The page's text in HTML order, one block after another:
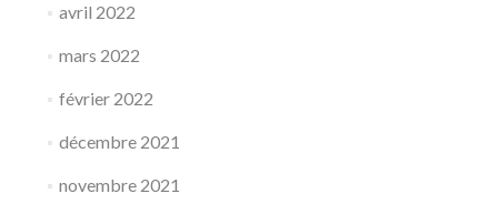
avril 2022
mars 2022
février 2022
décembre 2021
novembre 2021